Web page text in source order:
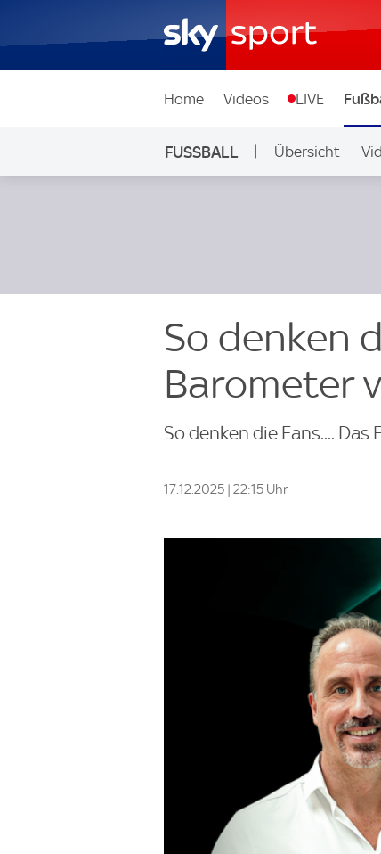
Home Videos LIVE
FUSSBALL Übersicht
So denken
Barometer
So denken die Fans....
17.12.2025 | 22:15 Uhr